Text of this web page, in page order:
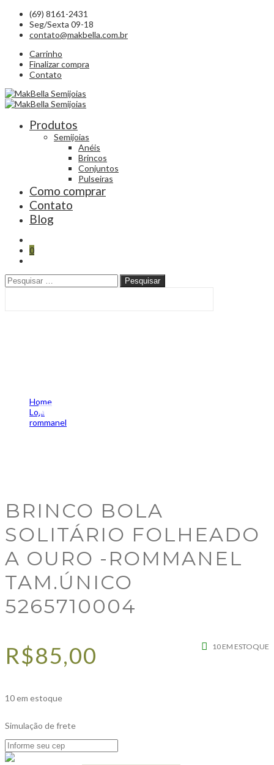
(69) 8161-2431
Seg/Sexta 09-18
contato@makbella.com.br
Carrinho
Finalizar compra
Contato
Produtos
Semijoias
Anéis
Brincos
Conjuntos
Pulseiras
Como comprar
Contato
Blog
0
Pesquisar Pesquisar
Home
Loja
rommanel
BRINCO BOLA
SOLITÁRIO FOLHEADO
A OURO -ROMMANEL
TAM.ÚNICO
5265710004
10 EM ESTOQUE
R$85,00
10 em estoque
Simulação de frete